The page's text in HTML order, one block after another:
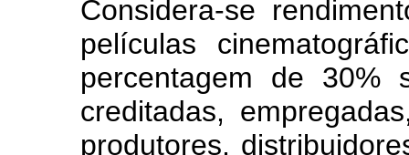
Considera-se
películas
percentagem de 30%
creditadas,
produtores,